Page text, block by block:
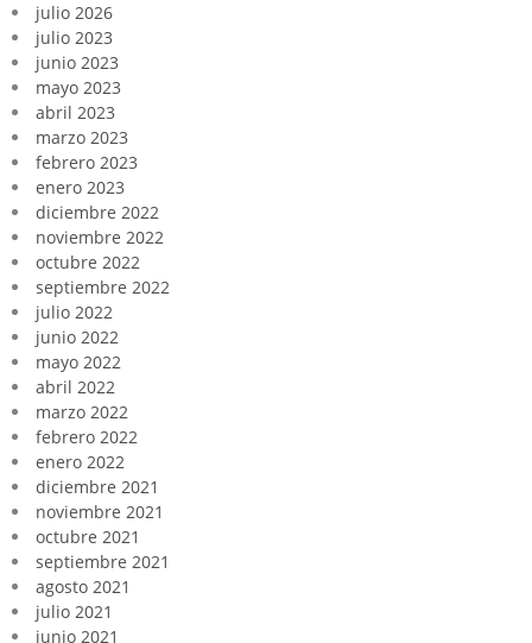
julio 2026
julio 2023
junio 2023
mayo 2023
abril 2023
marzo 2023
febrero 2023
enero 2023
diciembre 2022
noviembre 2022
octubre 2022
septiembre 2022
julio 2022
junio 2022
mayo 2022
abril 2022
marzo 2022
febrero 2022
enero 2022
diciembre 2021
noviembre 2021
octubre 2021
septiembre 2021
agosto 2021
julio 2021
junio 2021